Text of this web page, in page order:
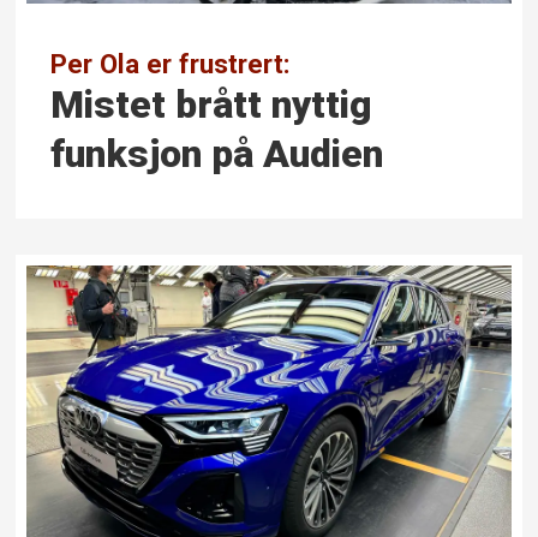
Per Ola er frustrert:
Mistet brått nyttig
funksjon på Audien